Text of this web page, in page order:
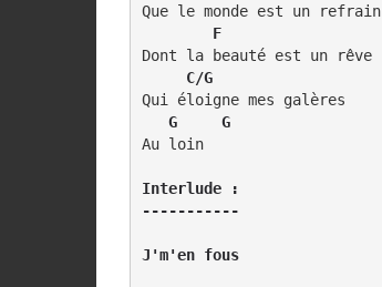
Que le monde est un refrain
F
Dont la beauté est un rêve
C/G
Qui éloigne mes galères
G     G
Au loin
Interlude :
-----------
J'm'en fous